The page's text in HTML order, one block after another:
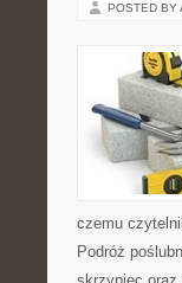
POSTED BY
czemu
Podróż